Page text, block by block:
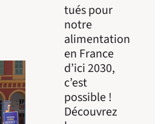
tués pour
notre
alimentation
en France
d’ici 2030,
c’est
possible !
Découvrez